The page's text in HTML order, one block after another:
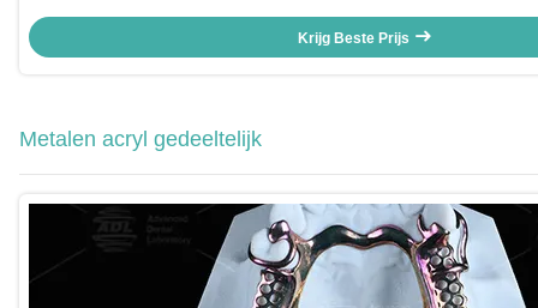
Krijg Beste Prijs
Metalen acryl gedeeltelijk